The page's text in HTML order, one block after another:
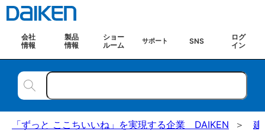
会社
情報
製品
情報
ショー
ルーム
サポート SNS
ログ
イン
「ずっと ここちいいね」を実現する企業 DAIKEN 建